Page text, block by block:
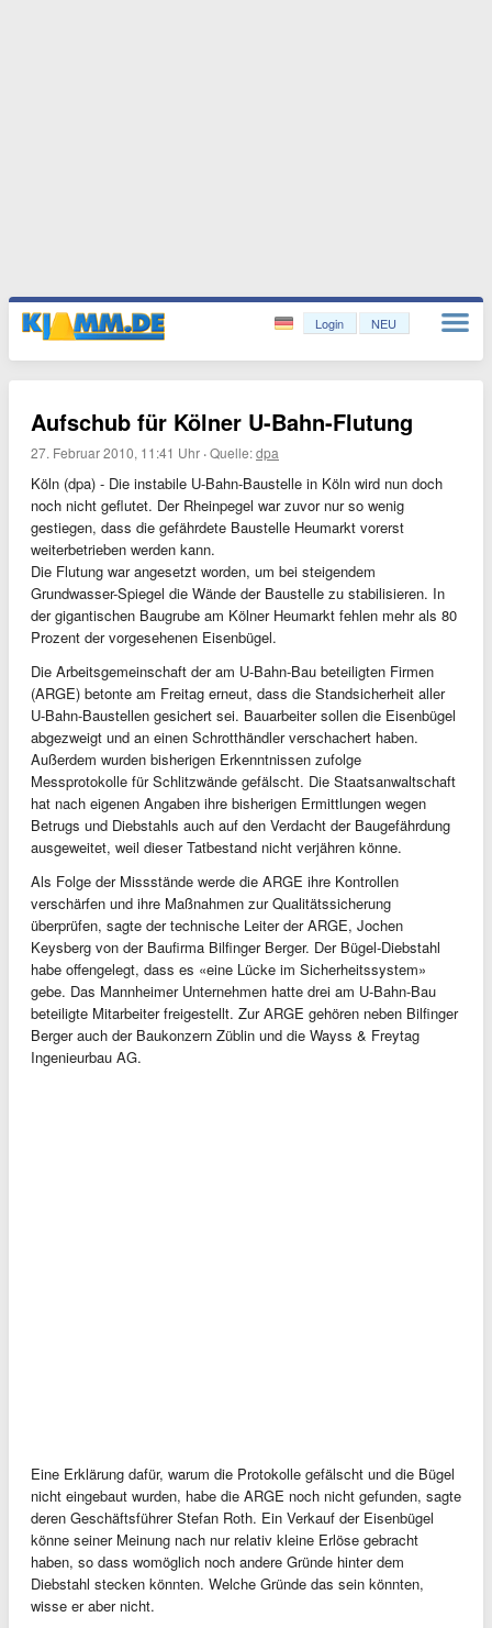
Login NEU
Aufschub für Kölner U-Bahn-Flutung
27. Februar 2010, 11:41 Uhr ·Quelle:dpa
Köln (dpa) - Die instabile U-Bahn-Baustelle in Köln wird nun doch
noch nicht geflutet. Der Rheinpegel war zuvor nur so wenig
gestiegen, dass die gefährdete Baustelle Heumarkt vorerst
weiterbetrieben werden kann.
Die Flutung war angesetzt worden, um bei steigendem
Grundwasser-Spiegel die Wände der Baustelle zu stabilisieren. In
der gigantischen Baugrube am Kölner Heumarkt fehlen mehr als 80
Prozent der vorgesehenen Eisenbügel.
Die Arbeitsgemeinschaft der am U-Bahn-Bau beteiligten Firmen
(ARGE) betonte am Freitag erneut, dass die Standsicherheit aller
U-Bahn-Baustellen gesichert sei. Bauarbeiter sollen die Eisenbügel
abgezweigt und an einen Schrotthändler verschachert haben.
Außerdem wurden bisherigen Erkenntnissen zufolge
Messprotokolle für Schlitzwände gefälscht. Die Staatsanwaltschaft
hat nach eigenen Angaben ihre bisherigen Ermittlungen wegen
Betrugs und Diebstahls auch auf den Verdacht der Baugefährdung
ausgeweitet, weil dieser Tatbestand nicht verjähren könne.
Als Folge der Missstände werde die ARGE ihre Kontrollen
verschärfen und ihre Maßnahmen zur Qualitätssicherung
überprüfen, sagte der technische Leiter der ARGE, Jochen
Keysberg von der Baufirma Bilfinger Berger. Der Bügel-Diebstahl
habe offengelegt, dass es «eine Lücke im Sicherheitssystem»
gebe. Das Mannheimer Unternehmen hatte drei am U-Bahn-Bau
beteiligte Mitarbeiter freigestellt. Zur ARGE gehören neben Bilfinger
Berger auch der Baukonzern Züblin und die Wayss & Freytag
Ingenieurbau AG.
Eine Erklärung dafür, warum die Protokolle gefälscht und die Bügel
nicht eingebaut wurden, habe die ARGE noch nicht gefunden, sagte
deren Geschäftsführer Stefan Roth. Ein Verkauf der Eisenbügel
könne seiner Meinung nach nur relativ kleine Erlöse gebracht
haben, so dass womöglich noch andere Gründe hinter dem
Diebstahl stecken könnten. Welche Gründe das sein könnten,
wisse er aber nicht.